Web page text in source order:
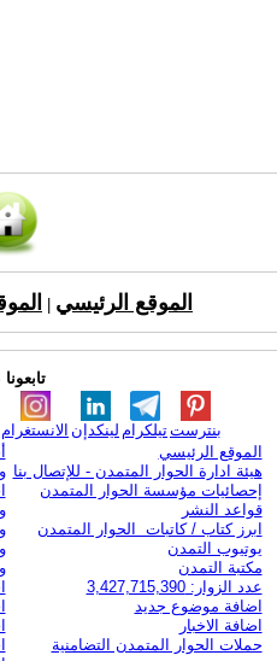
الموقع الرئيسي
الانستغرام لينكدإن تيلكرامبنترست
الموقع الرئيسي
هيئة ادارة الحوار المتمدن - للإتصال بنا
إحصائيات مؤسسة الحوار المتمدن
قواعد النشر
ابرز كتاب / كاتبات الحوار المتمدن
يوتيوب التمدن
مكتبة التمدن
عدد الزوار: 3,427,715,390
اضافة موضوع جديد
اضافة الاخبار
حملات الحوار المتمدن التضامنية